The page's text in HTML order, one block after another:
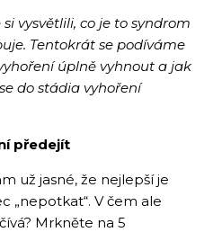
vysvětlili, co je to syndrom
Tentokrát se podíváme
úplně vyhnout a jak
do stádia vyhoření
předejít
už jasné, že nejlepší je
„nepotkat“. V čem ale
Mrkněte na 5